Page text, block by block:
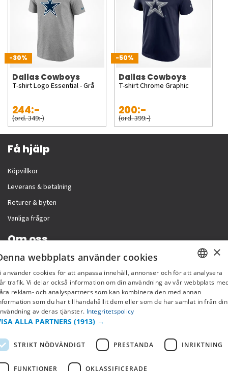
-30%
Dallas Cowboys
T-shirt Logo Essential - Grå
244:-
(ord. 349:-)
-50%
Dallas Cowboys
T-shirt Chrome Graphic
200:-
(ord. 399:-)
Få hjälp
Köpvillkor
Leverans & betalning
Returer & byten
Vanliga frågor
Om oss
Företagsinformation
SWEDISH
FI
×
webbplats använder cookies
använder cookies för att anpassa innehåll, annonser och för att analysera
trafik. Vi delar också information om din användning av vår webbplats
reklam- och analyspartners som kan kombinera den med annan
som du har tillhandahållit dem eller som de har samlat in från din
av deras tjänster. Integritetspolicy
ALLA PARTNERS (1913) →
STRIKT NÖDVÄNDIGT PRESTANDA INRIKTNING
FUNKTIONER OKLASSIFICERADE